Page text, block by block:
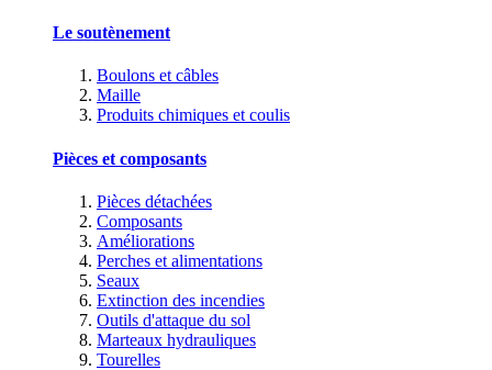
Le soutènement
Boulons et câbles
Maille
Produits chimiques et coulis
Pièces et composants
Pièces détachées
Composants
Améliorations
Perches et alimentations
Seaux
Extinction des incendies
Outils d'attaque du sol
Marteaux hydrauliques
Tourelles